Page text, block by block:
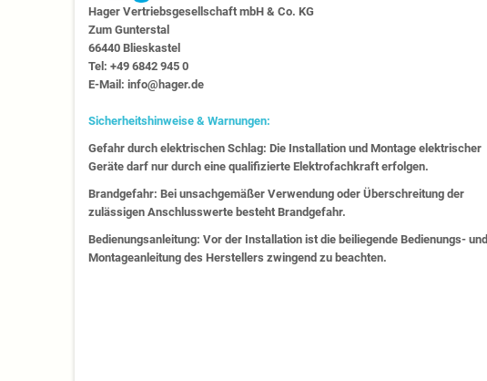
Hager Vertriebs­ge­sell­schaft mbH & Co. KG
Zum Gunter­stal
66440 Blies­kastel
Tel: +49 6842 945 0
E-Mail: info@hager.de
Sicherheitshinweise & Warnungen:
Gefahr durch elektrischen Schlag: Die Installation und Montage elektrischer
Geräte darf nur durch eine qualifizierte Elektrofachkraft erfolgen.
Brandgefahr: Bei unsachgemäßer Verwendung oder Überschreitung der
zulässigen Anschlusswerte besteht Brandgefahr.
Bedienungsanleitung: Vor der Installation ist die beiliegende Bedienungs- und
Montageanleitung des Herstellers zwingend zu beachten.